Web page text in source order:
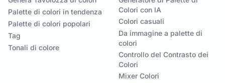
Palette di colori in tendenza
Palette di colori popolari
Tag
Tonali di colore
Colori con IA
Colori casuali
Da immagine a palette di
colori
Controllo del Contrasto dei
Colori
Mixer Colori